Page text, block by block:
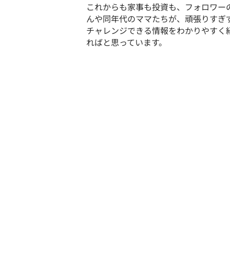
これからも家事も投資も、フォロワー
んや同年代のママたちが、頑張りすぎ
チャレンジできる情報をわかりやすく
ればと思っています。